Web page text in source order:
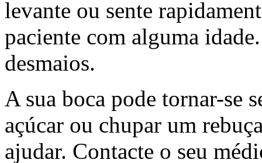
levante ou sente
paciente com alguma
desmaios.
A sua boca pode tornar-se
açúcar ou chupar um
ajudar. Contacte o seu